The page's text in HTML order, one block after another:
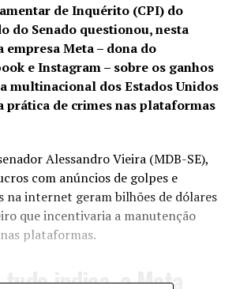
de Inquérito (CPI) do
do Senado questionou, nesta
Meta – dona do
e Instagram – sobre os ganhos
multinacional dos Estados Unidos
prática de crimes nas plataformas
Alessandro Vieira (MDB-SE),
com anúncios de golpes e
na internet geram bilhões de dólares
que incentivaria a manutenção
plataformas.
tudo indica, a Meta